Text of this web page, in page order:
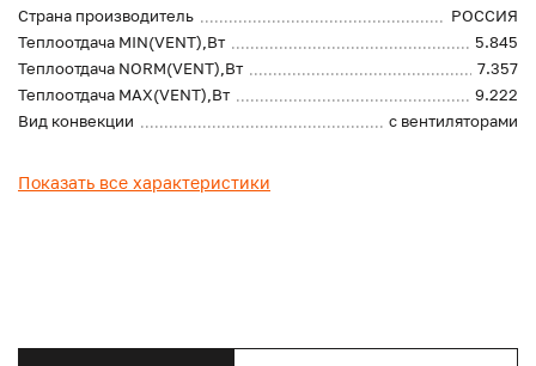
Страна производитель
РОССИЯ
Теплоотдача MIN(VENT),Вт
5.845
Теплоотдача NORM(VENT),Вт
7.357
Теплоотдача MAX(VENT),Вт
9.222
Вид конвекции
с вентиляторами
Показать все характеристики